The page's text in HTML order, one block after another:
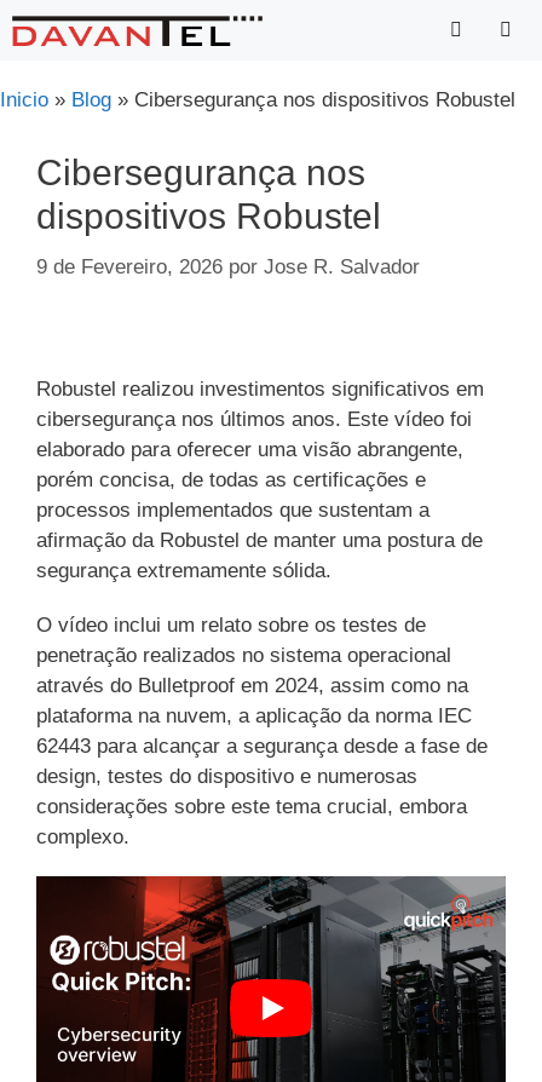
Saltar
para
conteúdo
Menu
Inicio » Blog » Cibersegurança nos dispositivos Robustel
Cibersegurança nos
dispositivos Robustel
9 de Fevereiro, 2026 por Jose R. Salvador
Robustel realizou investimentos significativos em
cibersegurança nos últimos anos. Este vídeo foi
elaborado para oferecer uma visão abrangente,
porém concisa, de todas as certificações e
processos implementados que sustentam a
afirmação da Robustel de manter uma postura de
segurança extremamente sólida.
O vídeo inclui um relato sobre os testes de
penetração realizados no sistema operacional
através do Bulletproof em 2024, assim como na
plataforma na nuvem, a aplicação da norma IEC
62443 para alcançar a segurança desde a fase de
design, testes do dispositivo e numerosas
considerações sobre este tema crucial, embora
complexo.